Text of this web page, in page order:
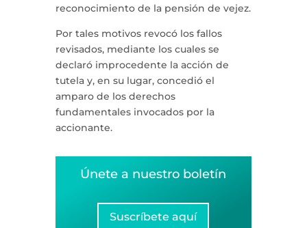
reconocimiento de la pensión de vejez.
Por tales motivos revocó los fallos
revisados, mediante los cuales se
declaró improcedente la acción de
tutela y, en su lugar, concedió el
amparo de los derechos
fundamentales invocados por la
accionante.
Únete a nuestro boletín
Suscríbete aquí